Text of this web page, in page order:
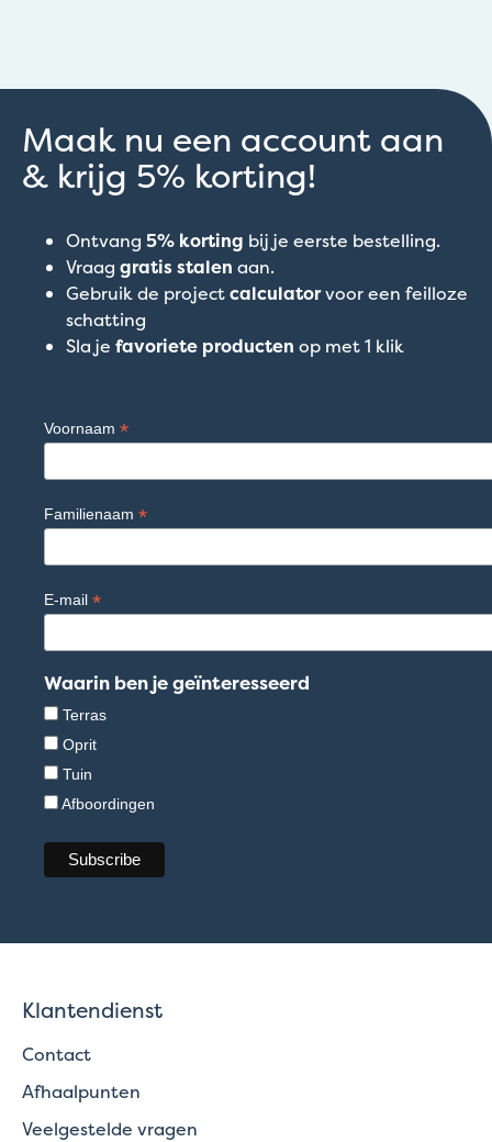
Maak nu een account aan
& krijg 5% korting!
Ontvang 5% korting bij je eerste bestelling.
Vraag gratis stalen aan.
Gebruik de projectcalculatorvoor een feilloze
schatting
Sla je favoriete producten op met 1 klik
Voornaam *
Familienaam *
E-mail *
Waarin ben je geïnteresseerd
Terras
Oprit
Tuin
Afboordingen
Klantendienst
Contact
Afhaalpunten
Veelgestelde vragen